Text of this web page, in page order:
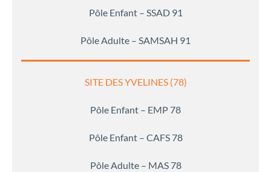
Pôle Enfant – SSAD 91
Pôle Adulte – SAMSAH 91
SITE DES YVELINES (78)
Pôle Enfant – EMP 78
Pôle Enfant – CAFS 78
Pôle Adulte – MAS 78